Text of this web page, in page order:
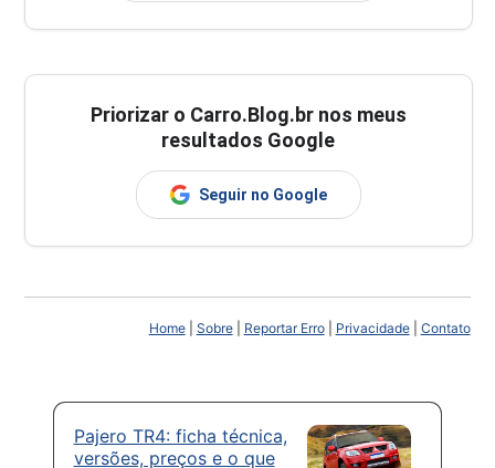
Priorizar o Carro.Blog.br nos meus
resultados Google
Seguir no Google
Home| Sobre| Reportar Erro| Privacidade| Contato
Pajero TR4: ficha técnica,
versões, preços e o que